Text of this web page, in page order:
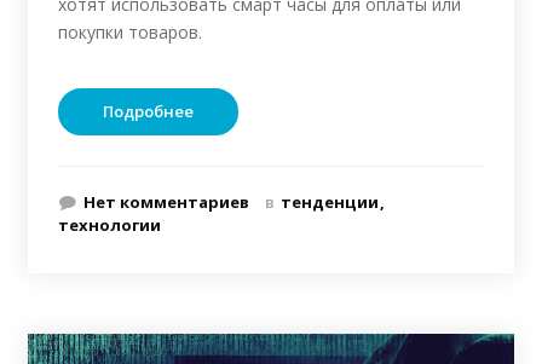
покупки товаров.
Подробнее
Нет комментариев в тенденции
технологии